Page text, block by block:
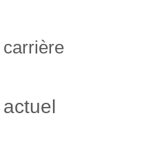
carrière